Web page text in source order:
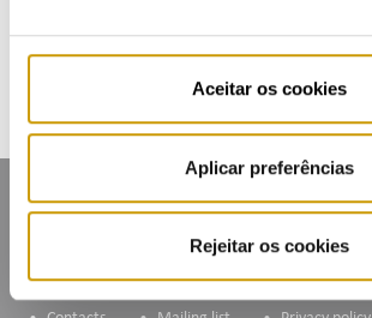
Aceitar os cookies
Aplicar preferências
Rejeitar os cookies
Calendar